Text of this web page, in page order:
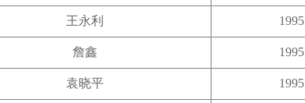
王永利 1995
詹鑫 1995
袁晓平 1995